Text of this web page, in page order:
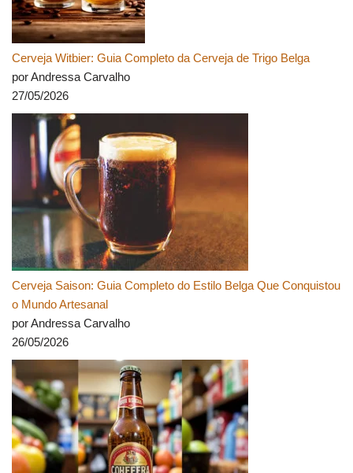
Cerveja Witbier: Guia Completo da Cerveja de Trigo Belga
por Andressa Carvalho
27/05/2026
Cerveja Saison: Guia Completo do Estilo Belga Que Conquistou
o Mundo Artesanal
por Andressa Carvalho
26/05/2026